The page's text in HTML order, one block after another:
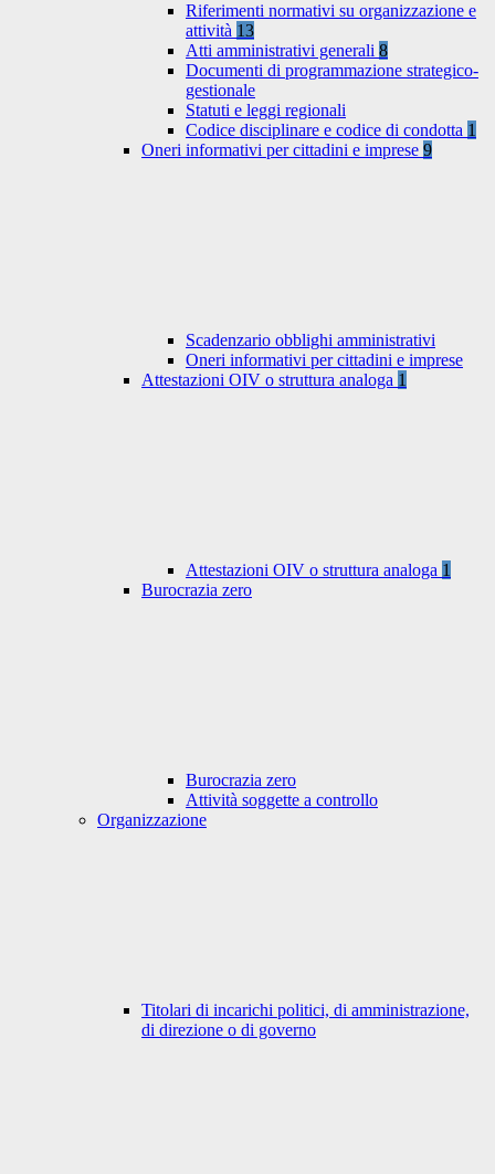
Riferimenti normativi su organizzazione e
attività 13
Atti amministrativi generali 8
Documenti di programmazione strategico-
gestionale
Statuti e leggi regionali
Codice disciplinare e codice di condotta 1
Oneri informativi per cittadini e imprese 9
Scadenzario obblighi amministrativi
Oneri informativi per cittadini e imprese
Attestazioni OIV o struttura analoga 1
Attestazioni OIV o struttura analoga 1
Burocrazia zero
Burocrazia zero
Attività soggette a controllo
Organizzazione
Titolari di incarichi politici, di amministrazione,
di direzione o di governo